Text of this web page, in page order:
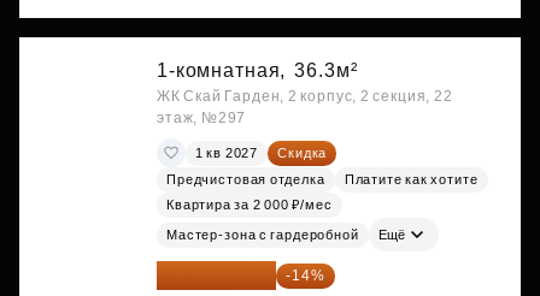
1-комнатная, 36.3м²
ЖК Скай Гарден, 2 корпус, 2 секция, 22
этаж, №297
1 кв 2027
Скидка
Предчистовая отделка
Платите как хотите
Квартира за 2 000 ₽/мес
Мастер-зона с гардеробной Ещё
18 559 101 ₽ -14%